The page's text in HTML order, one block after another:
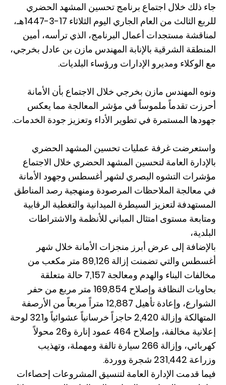
جاء ذلك خلال اجتماع برنامج تحسين المشهد الحضري
للربع الثالث من العام الجاري اليوم الثلاثاء 17-3-1447هـ،
لمناقشة مستجدات أعمال البرنامج، الذي ترأسه، أمين
المنطقة الشرقية بالإنابة المهندس مازن بن عادل بخرجي،
مع الوكلاء ومديرو الإدارات ورؤساء البلديات.
ونوه المهندس مازن بخرجي خلال الاجتماع بأن الأمانة
أحرزت تقدماً ملموساً في مؤشر المعالجة مما يعكس
جهودها المستمرة في تطوير الأداء وتعزيز جودة الخدمات.
واستعرضت غرفة عمليات تحسين المشهد الحضري
بالإدارة العامة لتحسين المشهد الحضري خلال الاجتماع
مؤشرات التشوه البصري لشهر أغسطس وجهود الأمانة
في معالجة الملاحظات المرصودة ومنهجية رصد المناطق
المستهدفة لتعزيز السيطرة الميدانية والتغطية الرقابية
ومتابعة مستوى امتثال المباني للأنظمة والاشتراطات
البلدية،
بالإضافة إلى عرض أبرز منجزات الأمانة خلال شهر
أغسطس والتي تضمنت إزالة 89,126 متر مكعب من
مخالفات البناء والهدم ومعالجة 7,157 حالة متعلقة
بحاويات النظافة وإصلاح 169,854 متر مربع من حفر
الشوارع، وإعادة تأهيل 12,887 متراً مربعاً من الأرصفة
المتهالكة وإزالة 2,420 حاجزاً خرسانياً عشوائياً و321 لوحة
إعلانية مخالفة، وإصلاح 464 عمود إنارة و26 محولاً
كهربائي، وإزالة 266 سيارة تالفة ومهملة، وتهذيب
وزراعة 231,442 شجرة ووردة.
فيما قدمت الإدارة العامة لتنسيق المشروعات إحصاءات